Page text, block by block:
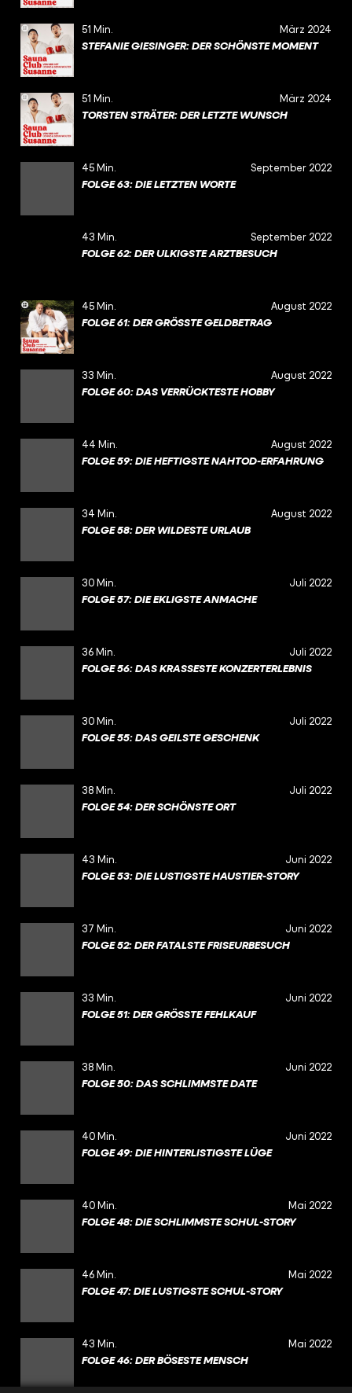
51 Min. März 2024
STEFANIE GIESINGER: DER SCHÖNSTE MOMENT
51 Min. März 2024
TORSTEN STRÄTER: DER LETZTE WUNSCH
45 Min. September 2022
FOLGE 63: DIE LETZTEN WORTE
43 Min. September 2022
FOLGE 62: DER ULKIGSTE ARZTBESUCH
45 Min. August 2022
FOLGE 61: DER GRÖSSTE GELDBETRAG
33 Min. August 2022
FOLGE 60: DAS VERRÜCKTESTE HOBBY
44 Min. August 2022
FOLGE 59: DIE HEFTIGSTE NAHTOD-ERFAHRUNG
34 Min. August 2022
FOLGE 58: DER WILDESTE URLAUB
30 Min. Juli 2022
FOLGE 57: DIE EKLIGSTE ANMACHE
36 Min. Juli 2022
FOLGE 56: DAS KRASSESTE KONZERTERLEBNIS
30 Min. Juli 2022
FOLGE 55: DAS GEILSTE GESCHENK
38 Min. Juli 2022
FOLGE 54: DER SCHÖNSTE ORT
43 Min. Juni 2022
FOLGE 53: DIE LUSTIGSTE HAUSTIER-STORY
37 Min. Juni 2022
FOLGE 52: DER FATALSTE FRISEURBESUCH
33 Min. Juni 2022
FOLGE 51: DER GRÖSSTE FEHLKAUF
38 Min. Juni 2022
FOLGE 50: DAS SCHLIMMSTE DATE
40 Min. Juni 2022
FOLGE 49: DIE HINTERLISTIGSTE LÜGE
40 Min. Mai 2022
FOLGE 48: DIE SCHLIMMSTE SCHUL-STORY
46 Min. Mai 2022
FOLGE 47: DIE LUSTIGSTE SCHUL-STORY
43 Min. Mai 2022
FOLGE 46: DER BÖSESTE MENSCH